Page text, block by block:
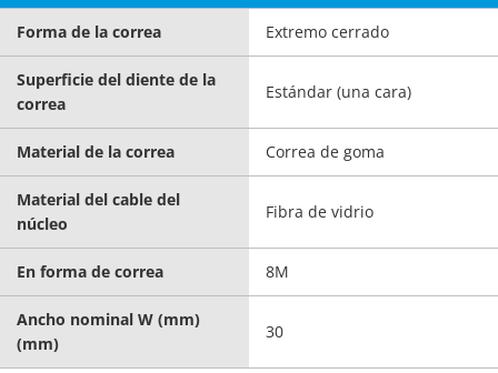
Forma de la correa Extremo cerrado
Superficie del diente de la
correa
Estándar (una cara)
Material de la correa Correa de goma
Material del cable del
núcleo
Fibra de vidrio
En forma de correa 8M
Ancho nominal W (mm)
(mm)
30